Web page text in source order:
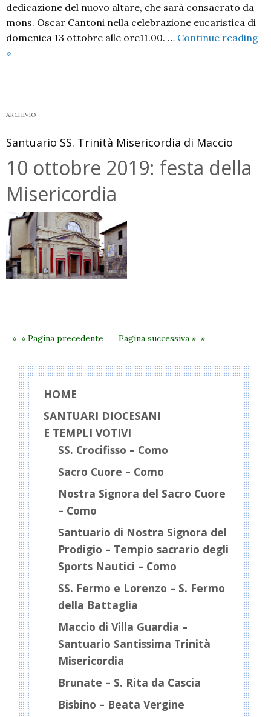
dedicazione del nuovo altare, che sarà consacrato da
mons. Oscar Cantoni nella celebrazione eucaristica di
domenica 13 ottobre alle ore11.00. … Continue reading
Con
della
»
ARCHIVIO
Santuario SS. Trinità Misericordia di Maccio
10 ottobre 2019: festa della
Misericordia
« Pagina precedente Pagina successiva »
HOME
SANTUARI DIOCESANI
E TEMPLI VOTIVI
SS. Crocifisso – Como
Sacro Cuore – Como
Nostra Signora del Sacro Cuore
– Como
Santuario di Nostra Signora del
Prodigio – Tempio sacrario degli
Sports Nautici – Como
SS. Fermo e Lorenzo – S. Fermo
della Battaglia
Maccio di Villa Guardia –
Santuario Santissima Trinità
Misericordia
Brunate – S. Rita da Cascia
Bisbino – Beata Vergine